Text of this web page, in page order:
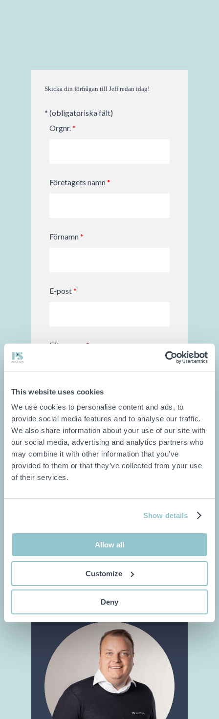
This website uses cookies
We use cookies to personalise content and ads, to
provide social media features and to analyse our traffic.
We also share information about your use of our site with
our social media, advertising and analytics partners who
may combine it with other information that you’ve
provided to them or that they’ve collected from your use
of their services.
Show details
Allow all
Customize
Deny
Skicka din förfrågan till Jeff redan idag!
* (obligatoriska fält)
Orgnr.*
Företagets namn*
Förnamn*
E-post*
Efternamn*
Typ av objekt
Vad är det för objekt du skulle vilja ha